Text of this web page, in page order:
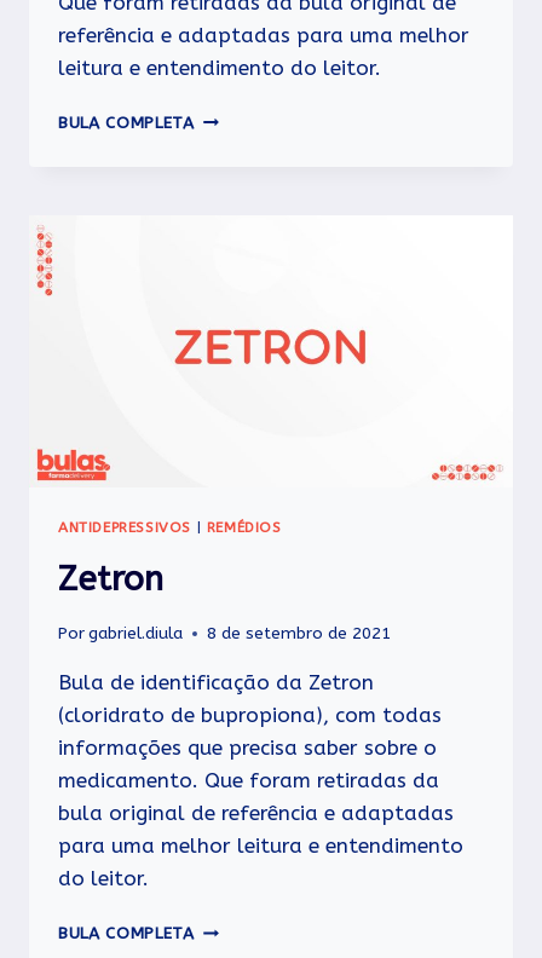
referência e adaptadas para uma melhor
leitura e entendimento do leitor.
BULA COMPLETA BUP
ANTIDEPRESSIVOS REMÉDIOS
Zetron
Porgabriel.diula 8 de setembro de 2021
Bula de identificação da Zetron
(cloridrato de bupropiona), com todas
informações que precisa saber sobre o
medicamento. Que foram retiradas da
bula original de referência e adaptadas
para uma melhor leitura e entendimento
do leitor.
BULA COMPLETA ZETRON